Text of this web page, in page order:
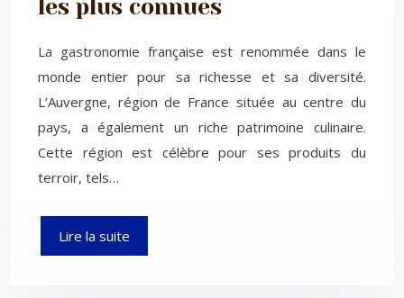
les plus connues
La gastronomie française est renommée dans le
monde entier pour sa richesse et sa diversité.
L’Auvergne, région de France située au centre du
pays, a également un riche patrimoine culinaire.
Cette région est célèbre pour ses produits du
terroir, tels…
Lire la suite